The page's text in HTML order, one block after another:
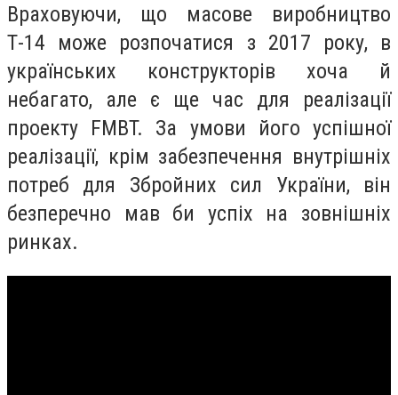
Враховуючи, що масове виробництво
Т-14 може розпочатися з 2017 року, в
українських конструкторів хоча й
небагато, але є ще час для реалізації
проекту FMBT. За умови його успішної
реалізації, крім забезпечення внутрішніх
потреб для Збройних сил України, він
безперечно мав би успіх на зовнішніх
ринках.